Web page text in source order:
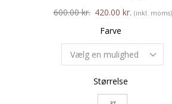
600.00kr. 420.00 kr. (inkl. moms)
Farve
Størrelse